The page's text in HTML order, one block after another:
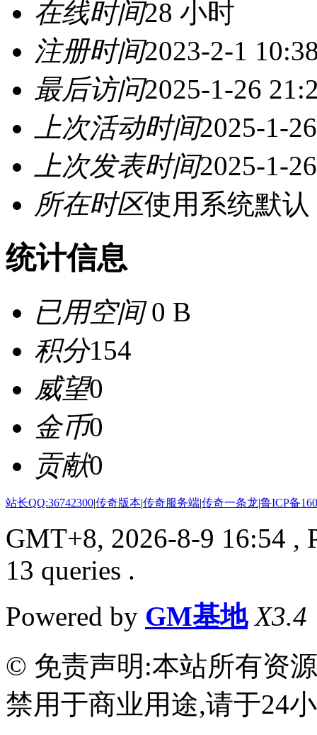
在线时间28 小时
注册时间2023-2-1
最后访问2025-1-26
上次活动时间2025-1-
上次发表时间2025-1-
所在时区使用系统默认
统计信息
已用空间0 B
积分154
威望0
金币0
贡献0
站长QQ:36742300|传奇版本|传奇服务端|传奇一条龙|鲁ICP备
GMT+8, 2026-8-9 16:54 ,
13 queries .
Powered by GM基地 X3.4
© 免责声明:本站所有资
禁用于商业用途,请于24